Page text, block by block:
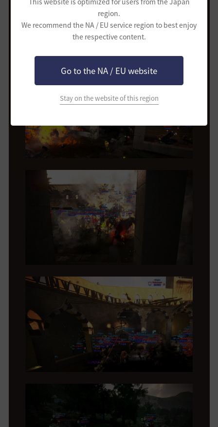
region.
We recommend the NA / EU service region to best enjoy
the respective content.
Go to the NA / EU website
Stay on the website of this region